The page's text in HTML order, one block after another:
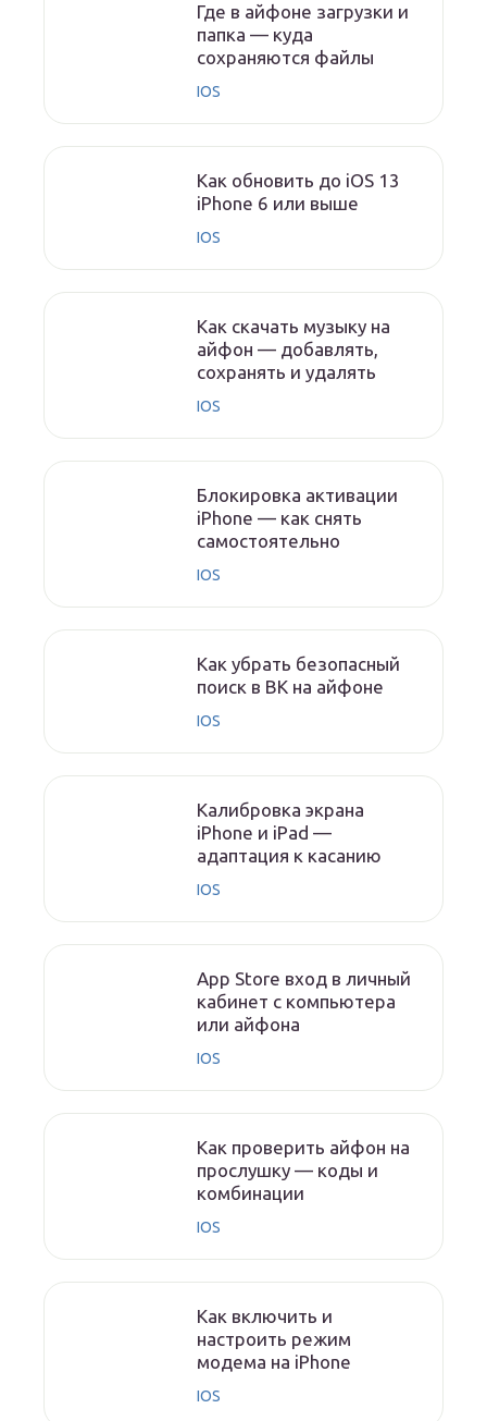
Где в айфоне загрузки и
папка — куда
сохраняются файлы
IOS
Как обновить до iOS 13
iPhone 6 или выше
IOS
Как скачать музыку на
айфон — добавлять,
сохранять и удалять
IOS
Блокировка активации
iPhone — как снять
самостоятельно
IOS
Как убрать безопасный
поиск в ВК на айфоне
IOS
Калибровка экрана
iPhone и iPad —
адаптация к касанию
IOS
App Store вход в личный
кабинет с компьютера
или айфона
IOS
Как проверить айфон на
прослушку — коды и
комбинации
IOS
Как включить и
настроить режим
модема на iPhone
IOS